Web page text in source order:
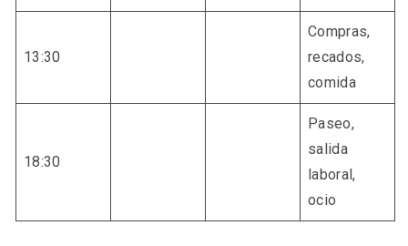
13:30
Compras,
recados,
comida
18:30
Paseo,
salida
laboral,
ocio